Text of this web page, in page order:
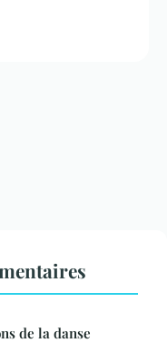
de la danse